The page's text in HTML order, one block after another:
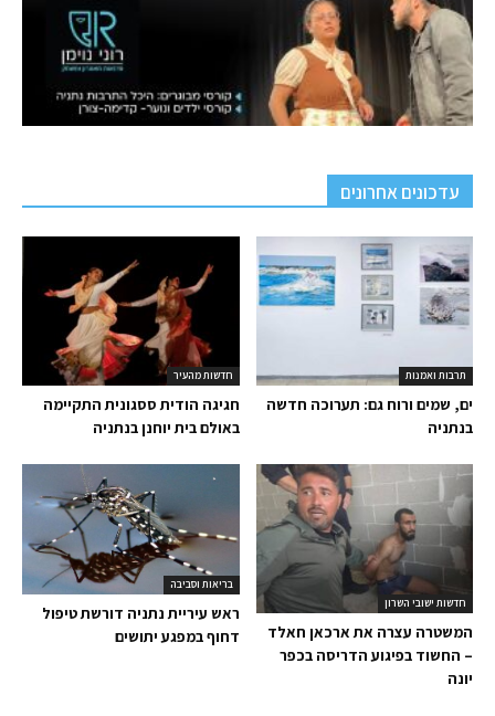
עדכונים אחרונים
חדשות מהעיר
חגיגה הודית ססגונית התקיימה
באולם בית יוחנן בנתניה
תרבות ואמנות
ים, שמים ורוח גם: תערוכה חדשה
בנתניה
בריאות וסביבה
ראש עיריית נתניה דורשת טיפול
דחוף במפגע יתושים
חדשות ישובי השרון
המשטרה עצרה את ארכאן חאלד
– החשוד בפיגוע הדריסה בכפר
יונה